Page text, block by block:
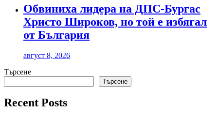
Обвиниха лидера на ДПС-Бургас
Христо Широков, но той е избягал
от България
август 8, 2026
Търсене
Търсене
Recent Posts